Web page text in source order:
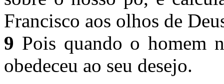
Francisco aos olhos de
9 Pois quando o homem
obedeceu ao seu desejo.